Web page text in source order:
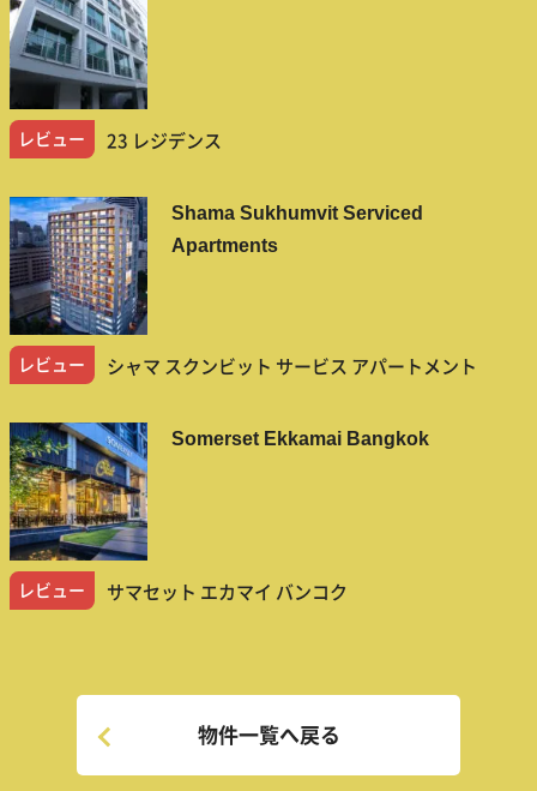
レビュー 23 レジデンス
Shama Sukhumvit Serviced
Apartments
レビュー シャマ スクンビット サービス アパートメント
Somerset Ekkamai Bangkok
レビュー サマセット エカマイ バンコク
物件一覧へ戻る